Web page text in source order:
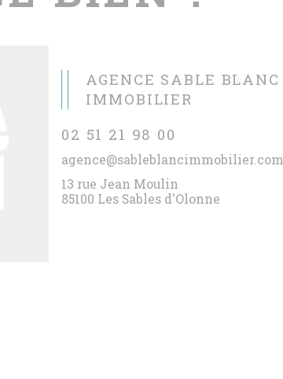
AGENCE SABLE BLANC
IMMOBILIER
02 51 21 98 00
agence@sableblancimmobilier.com
13 rue Jean Moulin
85100 Les Sables d'Olonne